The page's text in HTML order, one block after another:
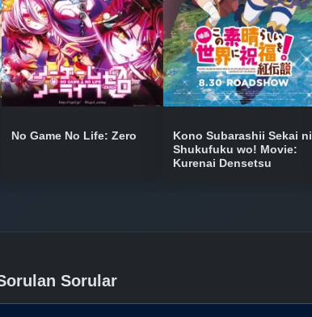
No Game No Life: Zero
Kono Subarashii Sekai ni
Shukufuku wo! Movie:
Kurenai Densetsu
Sorular